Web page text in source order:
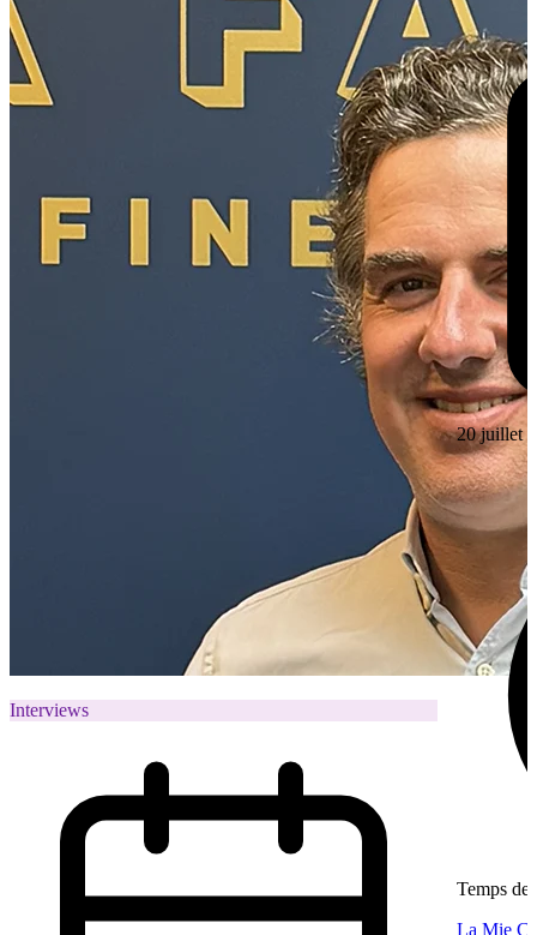
Interviews
20 juillet
Temps de
La Mie